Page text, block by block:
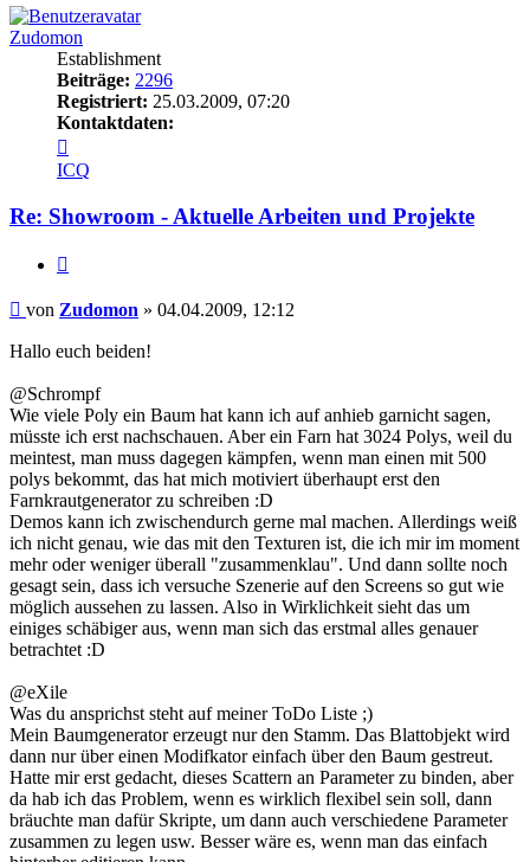
Zudomon
Establishment
Beiträge: 2296
Registriert: 25.03.2009, 07:20
Kontaktdaten:
von
Zudomon
ICQ
Re: Showroom - Aktuelle Arbeiten und Projekte
Beitrag
von Zudomon » 04.04.2009, 12:12
Hallo euch beiden!
@Schrompf
Wie viele Poly ein Baum hat kann ich auf anhieb garnicht sagen,
müsste ich erst nachschauen. Aber ein Farn hat 3024 Polys, weil du
meintest, man muss dagegen kämpfen, wenn man einen mit 500
polys bekommt, das hat mich motiviert überhaupt erst den
Farnkrautgenerator zu schreiben :D
Demos kann ich zwischendurch gerne mal machen. Allerdings weiß
ich nicht genau, wie das mit den Texturen ist, die ich mir im moment
mehr oder weniger überall "zusammenklau". Und dann sollte noch
gesagt sein, dass ich versuche Szenerie auf den Screens so gut wie
möglich aussehen zu lassen. Also in Wirklichkeit sieht das um
einiges schäbiger aus, wenn man sich das erstmal alles genauer
betrachtet :D
@eXile
Was du ansprichst steht auf meiner ToDo Liste ;)
Mein Baumgenerator erzeugt nur den Stamm. Das Blattobjekt wird
dann nur über einen Modifkator einfach über den Baum gestreut.
Hatte mir erst gedacht, dieses Scattern an Parameter zu binden, aber
da hab ich das Problem, wenn es wirklich flexibel sein soll, dann
bräuchte man dafür Skripte, um dann auch verschiedene Parameter
zusammen zu legen usw. Besser wäre es, wenn man das einfach